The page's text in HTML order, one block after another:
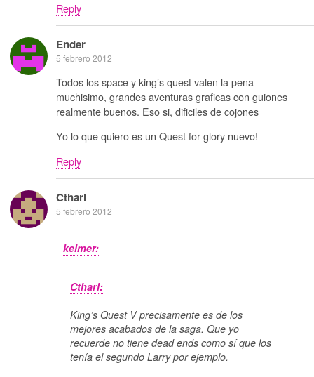
Reply
Ender
5 febrero 2012
Todos los space y king’s quest valen la pena
muchisimo, grandes aventuras graficas con guiones
realmente buenos. Eso si, dificiles de cojones
Yo lo que quiero es un Quest for glory nuevo!
Reply
Ctharl
5 febrero 2012
kelmer:
Ctharl:
King’s Quest V precisamente es de los
mejores acabados de la saga. Que yo
recuerde no tiene dead ends como sí que los
tenía el segundo Larry por ejemplo.